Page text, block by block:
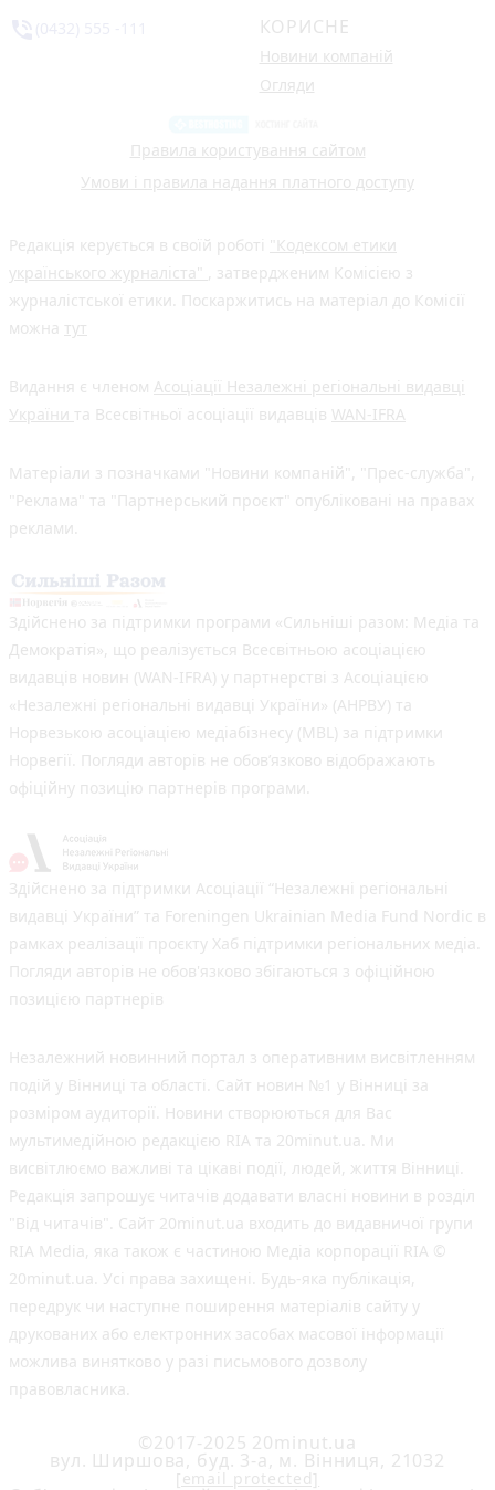
КОРИСНЕ
Новини компаній
Огляди
Правила користування сайтом
Умови і правила надання платного доступу
Редакція керується в своїй роботі "Кодексом етики
українського журналіста" , затвердженим Комісією з
журналістської етики. Поскаржитись на матеріал до Комісії
можна тут
Видання є членом Асоціації Незалежні регіональні видавці
України та Всесвітньої асоціації видавців WAN-IFRA
Матеріали з позначками "Новини компаній", "Прес-служба",
"Реклама" та "Партнерський проєкт" опубліковані на правах
реклами.
Здійснено за підтримки програми «Сильніші разом: Медіа та
Демократія», що реалізується Всесвітньою асоціацією
видавців новин (WAN-IFRA) у партнерстві з Асоціацією
«Незалежні регіональні видавці України» (АНРВУ) та
Норвезькою асоціацією медіабізнесу (MBL) за підтримки
Норвегії. Погляди авторів не обов’язково відображають
офіційну позицію партнерів програми.
Здійснено за підтримки Асоціації “Незалежні регіональні
видавці України” та Foreningen Ukrainian Media Fund Nordic в
рамках реалізації проєкту Хаб підтримки регіональних медіа.
Погляди авторів не обов'язково збігаються з офіційною
позицією партнерів
Незалежний новинний портал з оперативним висвітленням
подій у Вінниці та області. Сайт новин №1 у Вінниці за
розміром аудиторії. Новини створюються для Вас
мультимедійною редакцією RIA та 20minut.ua. Ми
висвітлюємо важливі та цікаві події, людей, життя Вінниці.
Редакція запрошує читачів додавати власні новини в розділ
"Від читачів". Сайт 20minut.ua входить до видавничої групи
RIA Media, яка також є частиною Медіа корпорації RIA ©
20minut.ua. Усі права захищені. Будь-яка публiкацiя,
передрук чи наступне поширення матеріалів сайту у
друкованих або електронних засобах масової інформації
можлива винятково у разі письмового дозволу
правовласника.
©2017-2025 20minut.ua
вул. Ширшова, буд. 3-а, м. Вінниця, 21032
[email protected]